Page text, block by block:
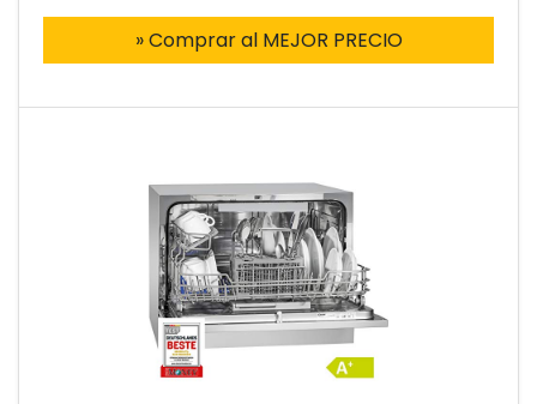
» Comprar al MEJOR PRECIO